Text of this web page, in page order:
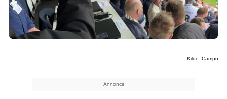
/
Kilde: Campo